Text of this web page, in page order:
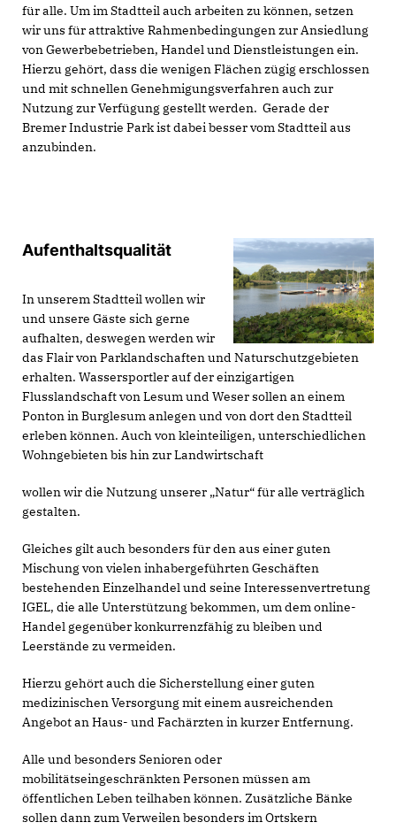
für alle. Um im Stadtteil auch arbeiten zu können, setzen
wir uns für attraktive Rahmenbedingungen zur Ansiedlung
von Gewerbebetrieben, Handel und Dienstleistungen ein.
Hierzu gehört, dass die wenigen Flächen zügig erschlossen
und mit schnellen Genehmigungsverfahren auch zur
Nutzung zur Verfügung gestellt werden. Gerade der
Bremer Industrie Park ist dabei besser vom Stadtteil aus
anzubinden.
Aufenthaltsqualität
In unserem Stadtteil wollen wir
und unsere Gäste sich gerne
aufhalten, deswegen werden wir
das Flair von Parklandschaften und Naturschutzgebieten
erhalten. Wassersportler auf der einzigartigen
Flusslandschaft von Lesum und Weser sollen an einem
Ponton in Burglesum anlegen und von dort den Stadtteil
erleben können. Auch von kleinteiligen, unterschiedlichen
Wohngebieten bis hin zur Landwirtschaft
wollen wir die Nutzung unserer „Natur“ für alle verträglich
gestalten.
Gleiches gilt auch besonders für den aus einer guten
Mischung von vielen inhabergeführten Geschäften
bestehenden Einzelhandel und seine Interessenvertretung
IGEL, die alle Unterstützung bekommen, um dem online-
Handel gegenüber konkurrenzfähig zu bleiben und
Leerstände zu vermeiden.
Hierzu gehört auch die Sicherstellung einer guten
medizinischen Versorgung mit einem ausreichenden
Angebot an Haus- und Fachärzten in kurzer Entfernung.
Alle und besonders Senioren oder
mobilitätseingeschränkten Personen müssen am
öffentlichen Leben teilhaben können. Zusätzliche Bänke
sollen dann zum Verweilen besonders im Ortskern